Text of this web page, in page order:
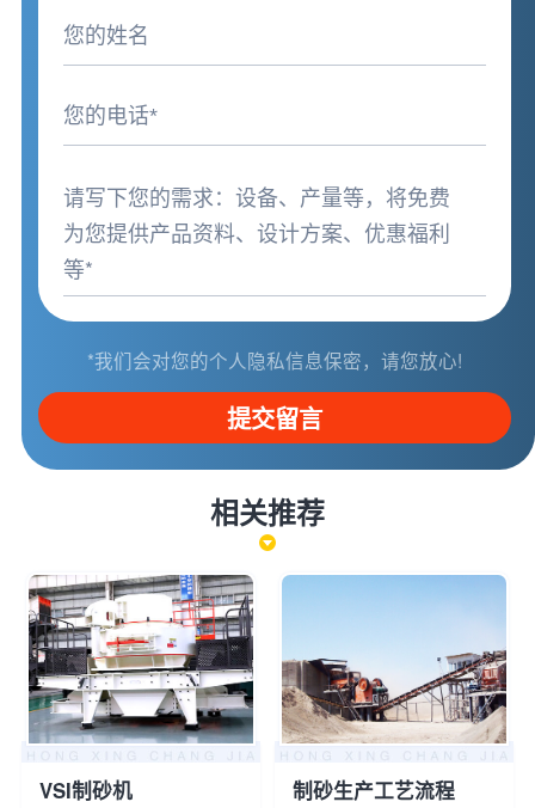
*我们会对您的个人隐私信息保密，请您放心!
提交留言
相关推荐
VSI制砂机 制砂生产工艺流程